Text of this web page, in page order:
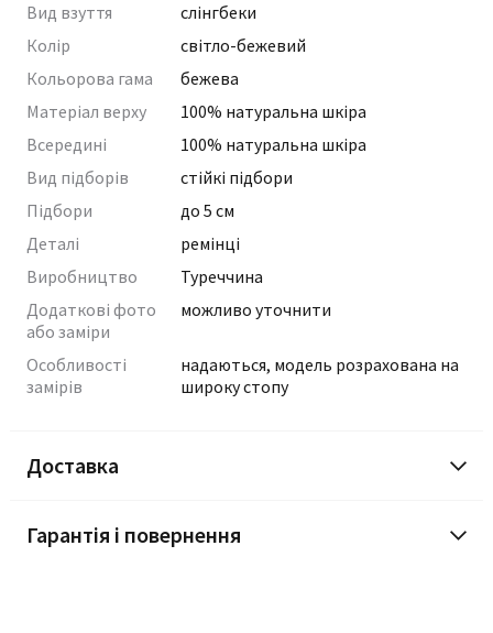
Вид взуття
слінгбеки
Колір
світло-бежевий
Кольорова гама
бежева
Матеріал верху
100% натуральна шкіра
Всередині
100% натуральна шкіра
Вид підборів
стійкі підбори
Підбори
до 5 см
Деталі
ремінці
Виробництво
Туреччина
Додаткові фото
або заміри
можливо уточнити
Особливості
замірів
надаються, модель розрахована на
широку стопу
Доставка
Гарантія і повернення